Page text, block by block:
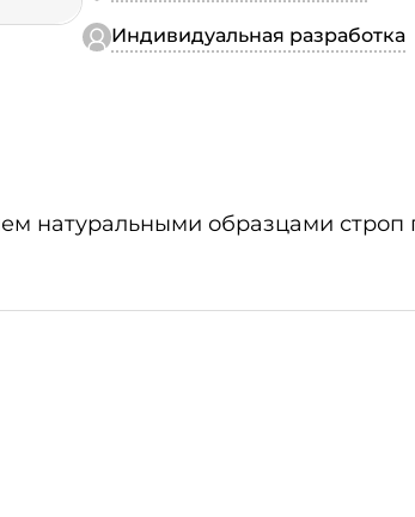
Индивидуальная разработка
натуральными образцами строп